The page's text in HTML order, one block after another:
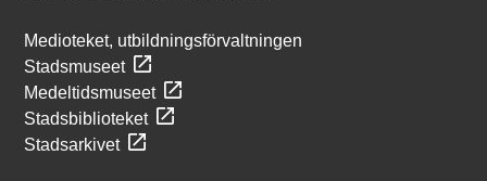
Medioteket, utbildningsförvaltningen
Stadsmuseet
Medeltidsmuseet
Stadsbiblioteket
Stadsarkivet